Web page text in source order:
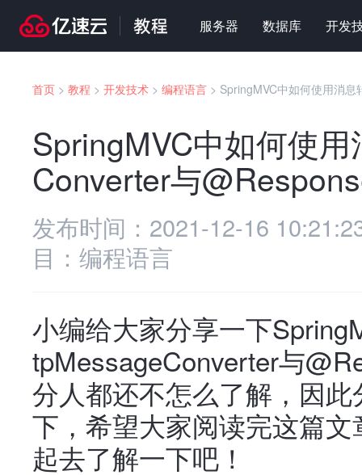
服务器 数据库 开发
首页 > 教程 > 开发技术 > 编程语言 > SpringMVC中如何使用消
SpringMVC中如何使
Converter与
发布时间： 2021-12-16
目： 编程语言
小编给大家分享一下
tpMessageConverter与
分人都还不怎么了解，因
下，希望大家阅读完这篇
起去了解一下吧！